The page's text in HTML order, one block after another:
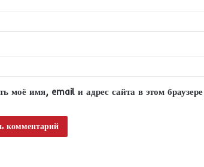
моё имя, email и адрес сайта в этом